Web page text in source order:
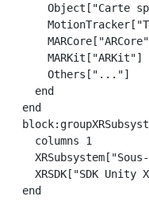
Object["Carte
      MARKit["ARKit"]
      Others["..."]
    end
  end
    columns 1
XRSDK["SDK Unity
  end